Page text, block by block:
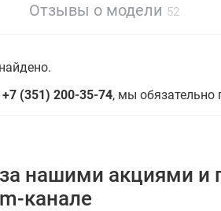
Отзывы о модели 52
+7 (351) 200-35-74, мы обязательно
нашими акциями и
канале